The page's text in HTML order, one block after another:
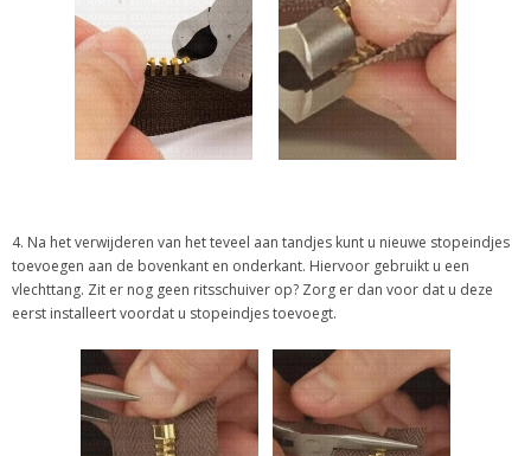
4. Na het verwijderen van het teveel aan tandjes kunt u nieuwe stopeindjes
toevoegen aan de bovenkant en onderkant. Hiervoor gebruikt u een
vlechttang. Zit er nog geen ritsschuiver op? Zorg er dan voor dat u deze
eerst installeert voordat u stopeindjes toevoegt.